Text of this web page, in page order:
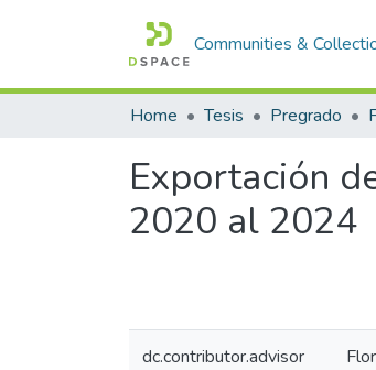
Communities &
Home Tesis Pregrado
Exportación
2020 al 2024
dc.contributor.advisor